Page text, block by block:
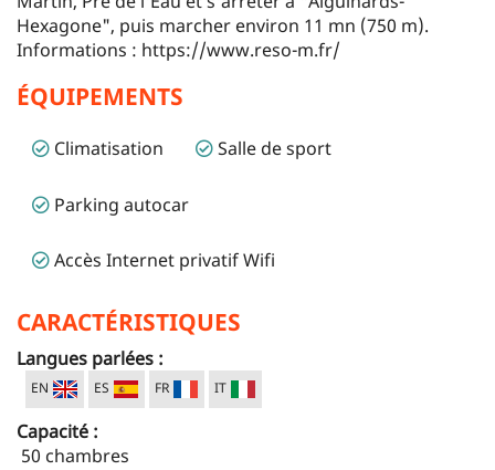
Hexagone", puis marcher environ 11 mn (750 m).
Informations : https://www.reso-m.fr/
ÉQUIPEMENTS
Climatisation Salle de sport
Parking autocar
Accès Internet privatif Wifi
CARACTÉRISTIQUES
Langues parlées :
EN ES FR IT
Capacité :
50 chambres